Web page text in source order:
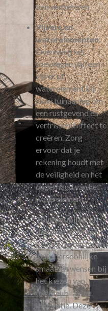
tuin verbeteren.
Vijvers en
waterelementen:
Overweeg het
toevoegen van een
vijver of
waterelement bij
jouw tuinaanleg om
een rustgevend en
verfrissend effect te
creëren. Zorg
ervoor dat je
rekening houdt met
de veiligheid en het
onderhoud van het
waterelement.
Tuinmeubilair en
decoratie: Maak
keuzes op basis van
jouw persoonlijke
smaak en wensen bij
het kiezen van
tuinmeubilair en
decoratie. Deze